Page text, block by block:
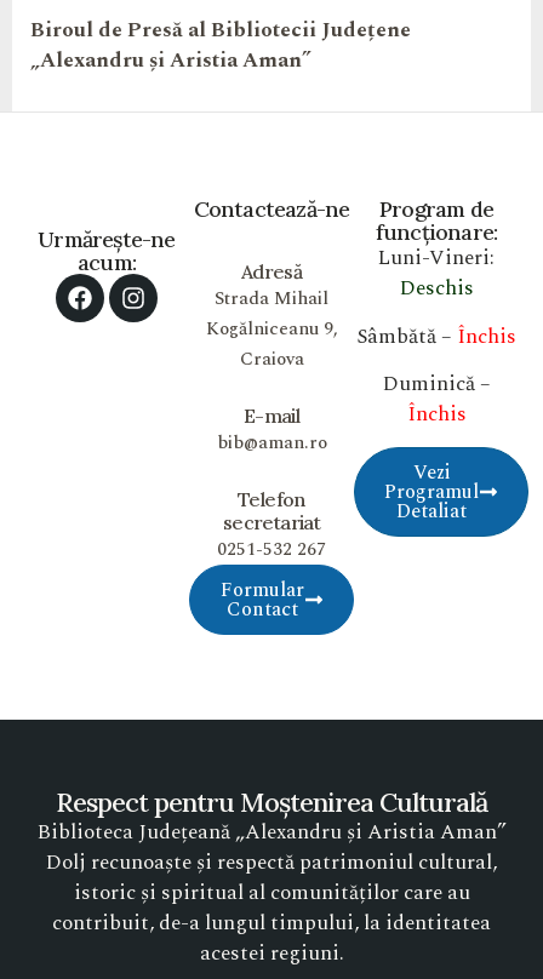
Biroul de Presă alBibliotecii Județene
„Alexandru și Aristia Aman”
Program de
funcționare:
Luni-Vineri:
Deschis
Sâmbătă – Închis
Duminică –
Închis
Vezi
Programul
Detaliat
Contactează-ne
Adresă
Strada Mihail
Kogălniceanu 9,
Craiova
E-mail
bib@aman.ro
Telefon
secretariat
0251-532 267
Formular
Contact
Urmărește-ne
acum:
Respect pentru Moștenirea Culturală
Biblioteca Județeană „Alexandru și Aristia Aman”
Dolj recunoaște și respectă patrimoniul cultural,
istoric și spiritual al comunităților care au
contribuit, de-a lungul timpului, la identitatea
acestei regiuni.